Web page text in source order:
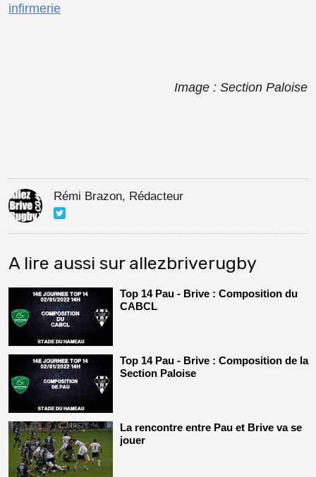
infirmerie
Image : Section Paloise
Rémi Brazon, Rédacteur
A lire aussi sur allezbriverugby
Top 14 Pau - Brive : Composition du
CABCL
Top 14 Pau - Brive : Composition de la
Section Paloise
La rencontre entre Pau et Brive va se
jouer